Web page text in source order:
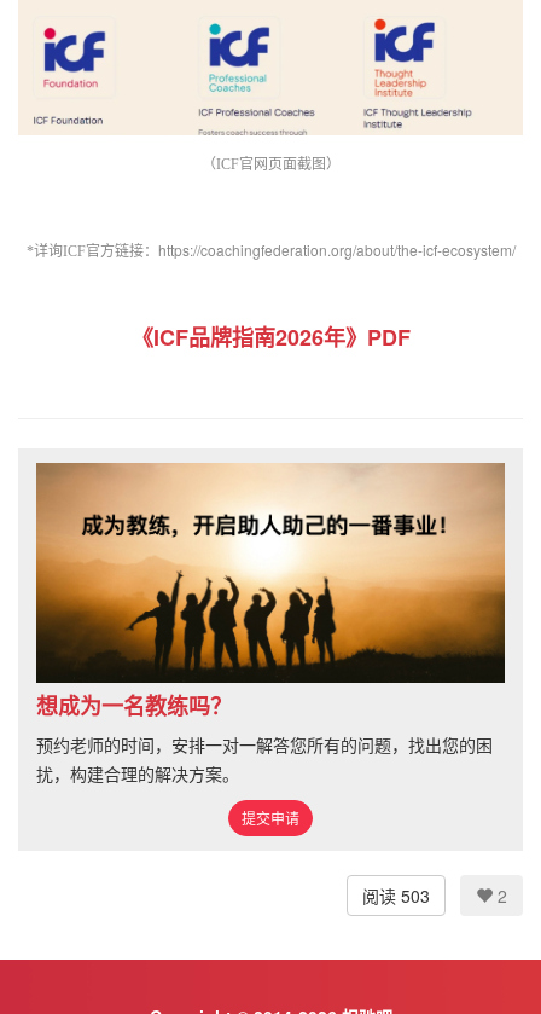
（ICF官网页面截图）
*详询ICF官方链接： https://coachingfederation.org/about/the-icf-ecosystem/
《ICF品牌指南2026年》PDF
想成为一名教练吗？
预约老师的时间，安排一对一解答您所有的问题，找出您的困
扰，构建合理的解决方案。
提交申请
阅读 503 2